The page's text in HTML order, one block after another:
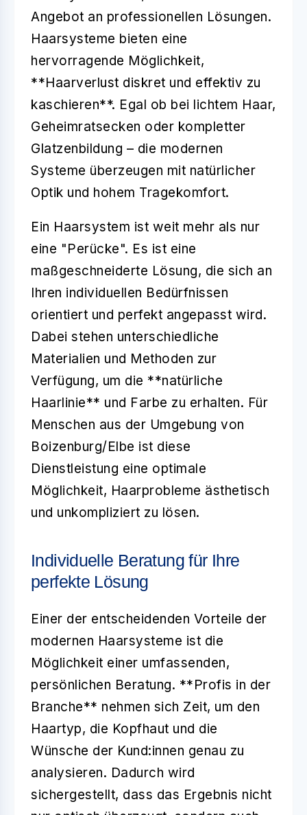
Angebot an professionellen Lösungen.
Haarsysteme bieten eine
hervorragende Möglichkeit,
**Haarverlust diskret und effektiv zu
kaschieren**. Egal ob bei lichtem Haar,
Geheimratsecken oder kompletter
Glatzenbildung – die modernen
Systeme überzeugen mit natürlicher
Optik und hohem Tragekomfort.
Ein Haarsystem ist weit mehr als nur
eine "Perücke". Es ist eine
maßgeschneiderte Lösung, die sich an
Ihren individuellen Bedürfnissen
orientiert und perfekt angepasst wird.
Dabei stehen unterschiedliche
Materialien und Methoden zur
Verfügung, um die **natürliche
Haarlinie** und Farbe zu erhalten. Für
Menschen aus der Umgebung von
Boizenburg/Elbe ist diese
Dienstleistung eine optimale
Möglichkeit, Haarprobleme ästhetisch
und unkompliziert zu lösen.
Individuelle Beratung für Ihre
perfekte Lösung
Einer der entscheidenden Vorteile der
modernen Haarsysteme ist die
Möglichkeit einer umfassenden,
persönlichen Beratung. **Profis in der
Branche** nehmen sich Zeit, um den
Haartyp, die Kopfhaut und die
Wünsche der Kund:innen genau zu
analysieren. Dadurch wird
sichergestellt, dass das Ergebnis nicht